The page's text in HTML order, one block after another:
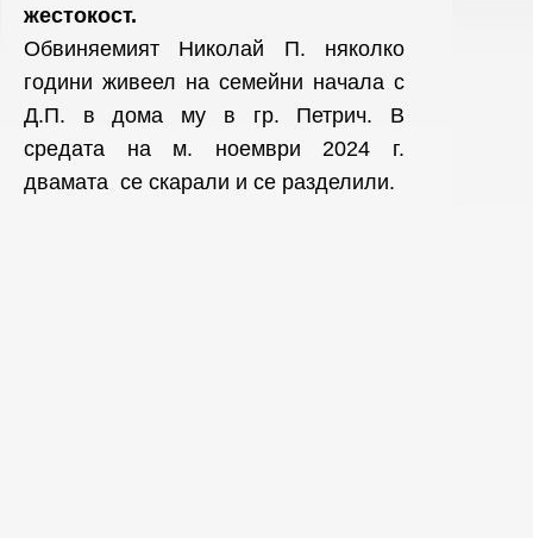
жестокост.
Обвиняемият Николай П. няколко
години живеел на семейни начала с
Д.П. в дома му в гр. Петрич. В
средата на м. ноември 2024 г.
двамата се скарали и се разделили.